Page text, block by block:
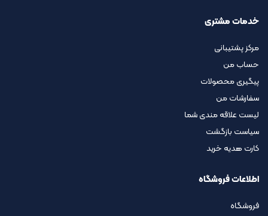
خدمات مشتری
مرکز پشتیبانی
حساب من
پیگیری محصولات
سفارشات من
لیست علاقه مندی شما
سیاست بازگشت
کارت هدیه خرید
اطلاعات فروشگاه
فروشگاه